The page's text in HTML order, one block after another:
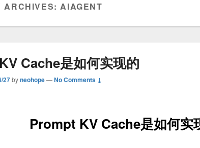
ARCHIVES:AIAGENT
Cache是如何实现的
27byneohope—No Comments ↓
Prompt KV Cache是如何实